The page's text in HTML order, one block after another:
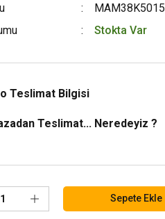
MAM38K5015
Stokta Var
Teslimat Bilgisi
Teslimat... Neredeyiz ?
Sepete Ekle